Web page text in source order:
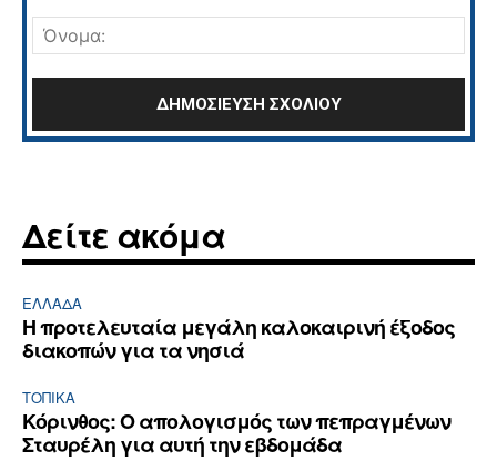
Δείτε ακόμα
ΕΛΛΆΔΑ
Η προτελευταία μεγάλη καλοκαιρινή έξοδος
διακοπών για τα νησιά
ΤΟΠΙΚΑ
Κόρινθος: Ο απολογισμός των πεπραγμένων
Σταυρέλη για αυτή την εβδομάδα